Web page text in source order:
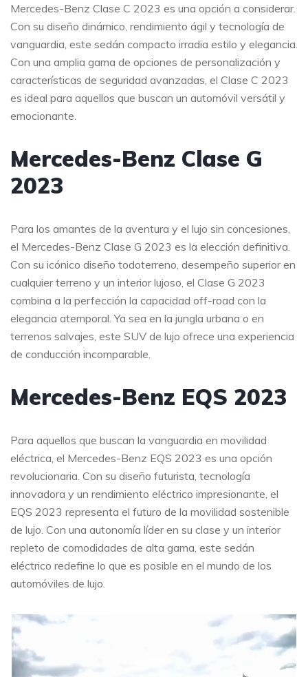
Mercedes-Benz Clase C 2023 es una opción a considerar.
Con su diseño dinámico, rendimiento ágil y tecnología de
vanguardia, este sedán compacto irradia estilo y elegancia.
Con una amplia gama de opciones de personalización y
características de seguridad avanzadas, el Clase C 2023
es ideal para aquellos que buscan un automóvil versátil y
emocionante.
Mercedes-Benz Clase G
2023
Para los amantes de la aventura y el lujo sin concesiones,
el Mercedes-Benz Clase G 2023 es la elección definitiva.
Con su icónico diseño todoterreno, desempeño superior en
cualquier terreno y un interior lujoso, el Clase G 2023
combina a la perfección la capacidad off-road con la
elegancia atemporal. Ya sea en la jungla urbana o en
terrenos salvajes, este SUV de lujo ofrece una experiencia
de conducción incomparable.
Mercedes-Benz EQS 2023
Para aquellos que buscan la vanguardia en movilidad
eléctrica, el Mercedes-Benz EQS 2023 es una opción
revolucionaria. Con su diseño futurista, tecnología
innovadora y un rendimiento eléctrico impresionante, el
EQS 2023 representa el futuro de la movilidad sostenible
de lujo. Con una autonomía líder en su clase y un interior
repleto de comodidades de alta gama, este sedán
eléctrico redefine lo que es posible en el mundo de los
automóviles de lujo.